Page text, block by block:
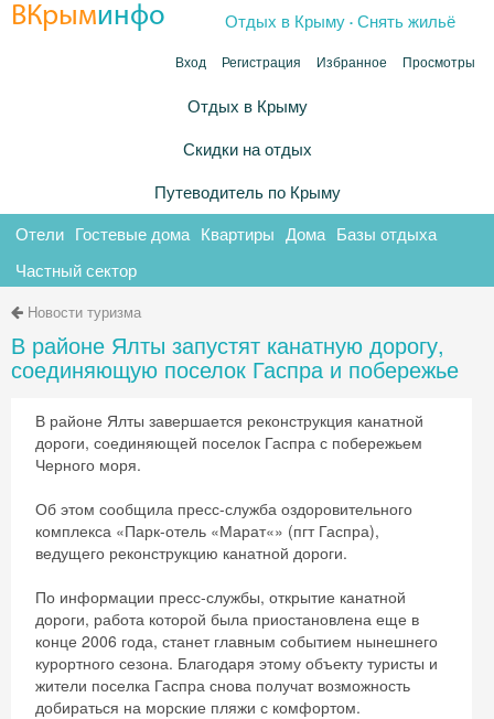
ВКрыминфо Отдых в Крыму .Снять жильё
Вход Регистрация Избранное Просмотры
Отдых в Крыму
Скидки на отдых
Путеводитель по Крыму
Отели Гостевые дома Квартиры Дома Базы отдыха
Частный сектор
Новости туризма
В районе Ялты запустят канатную дорогу,
соединяющую поселок Гаспра и побережье
В районе Ялты завершается реконструкция канатной
дороги, соединяющей поселок Гаспра с побережьем
Черного моря.
Об этом сообщила пресс-служба оздоровительного
комплекса «Парк-отель «Марат«» (пгт Гаспра),
ведущего реконструкцию канатной дороги.
По информации пресс-службы, открытие канатной
дороги, работа которой была приостановлена еще в
конце 2006 года, станет главным событием нынешнего
курортного сезона. Благодаря этому объекту туристы и
жители поселка Гаспра снова получат возможность
добираться на морские пляжи с комфортом.